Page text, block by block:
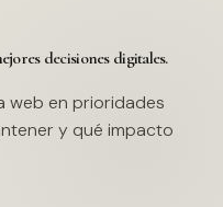
decisiones digitales.
web en prioridades
y qué impacto